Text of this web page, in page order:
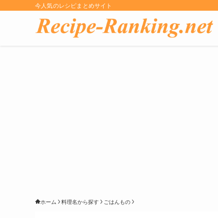
今人気のレシピまとめサイト
ホーム 料理名から探す ごはんもの